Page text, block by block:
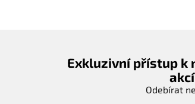
Exkluzivní přístup k
Odebírat